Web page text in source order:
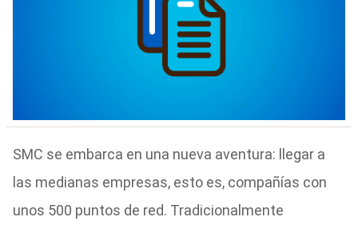
SMC se embarca en una nueva aventura: llegar a
las medianas empresas, esto es, compañías con
unos 500 puntos de red. Tradicionalmente